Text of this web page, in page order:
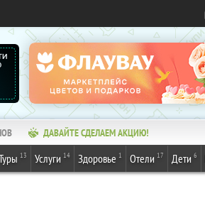
ДАВАЙТЕ СДЕЛАЕМ АКЦИЮ!
13 Услуги 14 Здоровье 1 Отели 17 Дети 6